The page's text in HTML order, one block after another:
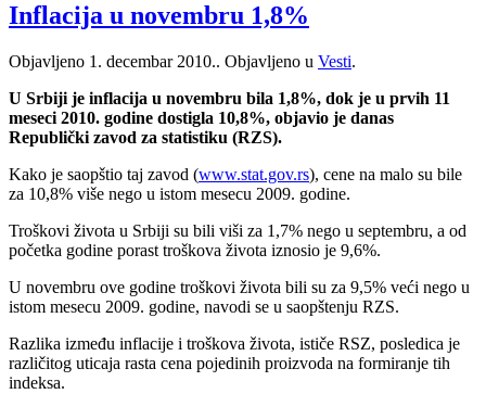
Inflacija u novembru 1,8%
Objavljeno 1. decembar 2010.. Objavljeno u Vesti.
U Srbiji je inflacija u novembru bila 1,8%, dok je u prvih 11
meseci 2010. godine dostigla 10,8%, objavio je danas
Republički zavod za statistiku (RZS).
Kako je saopštio taj zavod (www.stat.gov.rs), cene na malo su bile
za 10,8% više nego u istom mesecu 2009. godine.
Troškovi života u Srbiji su bili viši za 1,7% nego u septembru, a od
početka godine porast troškova života iznosio je 9,6%.
U novembru ove godine troškovi života bili su za 9,5% veći nego u
istom mesecu 2009. godine, navodi se u saopštenju RZS.
Razlika između inflacije i troškova života, ističe RSZ, posledica je
različitog uticaja rasta cena pojedinih proizvoda na formiranje tih
indeksa.